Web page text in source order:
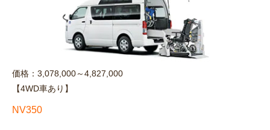
価格：3,078,000～4,827,000
【4WD車あり】
NV350